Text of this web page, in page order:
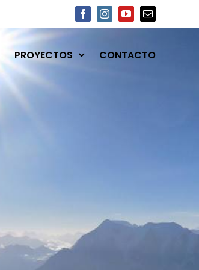
FacebookInstagramYouTubeEmail
PROYECTOS CONTACTO